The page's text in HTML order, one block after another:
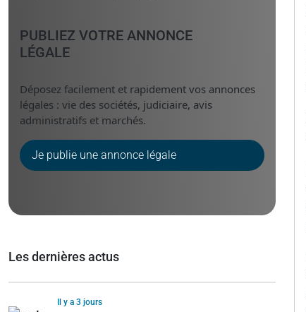
PUBLIEZ VOTRE ANNONCE
LÉGALE
Déposez facilement et rapidement vos annonces
légales : vie des sociétés, judiciaire, avis
administratifs et marchés.
Je publie une annonce légale
Les dernières actus
Il y a 3 jours